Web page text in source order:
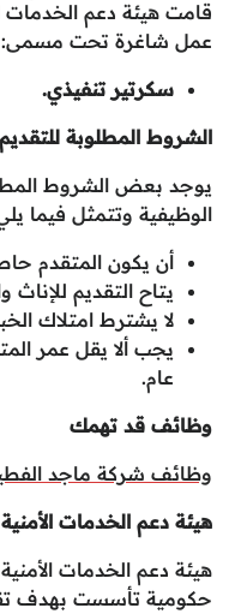
قامت هيئة دعم
عمل شاغرة تحت مسمى:
سكرتير تنفيذي.
الشروط المطلوبة للتقديم
يوجد بعض الشروط
الوظيفية وتتمثل فيما
أن يكون المتقدم
يتاح التقديم للإناث
لا يشترط امتلاك
عام.
وظائف قد تهمك
وظائف شركة ماجد الفطيم
هيئة دعم الخدمات
هيئة دعم الخدمات
حكومية تأسست بهدف